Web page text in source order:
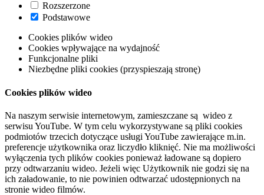
Rozszerzone
Podstawowe
Cookies plików wideo
Cookies wpływające na wydajność
Funkcjonalne pliki
Niezbędne pliki cookies (przyspieszają stronę)
Cookies plików wideo
Na naszym serwisie internetowym, zamieszczane są wideo z
serwisu YouTube. W tym celu wykorzystywane są pliki cookies
podmiotów trzecich dotyczące usługi YouTube zawierające m.in.
preferencje użytkownika oraz liczydło kliknięć. Nie ma możliwości
wyłączenia tych plików cookies ponieważ ładowane są dopiero
przy odtwarzaniu wideo. Jeżeli więc Użytkownik nie godzi się na
ich załadowanie, to nie powinien odtwarzać udostępnionych na
stronie wideo filmów.